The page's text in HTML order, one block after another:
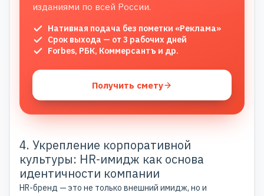
изданиями по всей России.
Нативная подача без пометки «Реклама»
Срок выхода — от 3 рабочих дней
Forbes, РБК, Коммерсантъ и др.
Получить смету
4. Укрепление корпоративной
культуры: HR-имидж как основа
идентичности компании
HR-бренд — это не только внешний имидж, но и